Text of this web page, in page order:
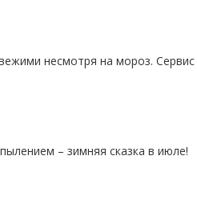
несмотря на мороз. Сервис
– зимняя сказка в июле!